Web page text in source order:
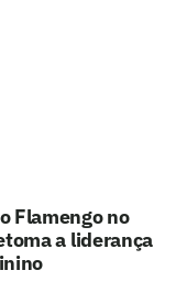
Flamengo no
a liderança